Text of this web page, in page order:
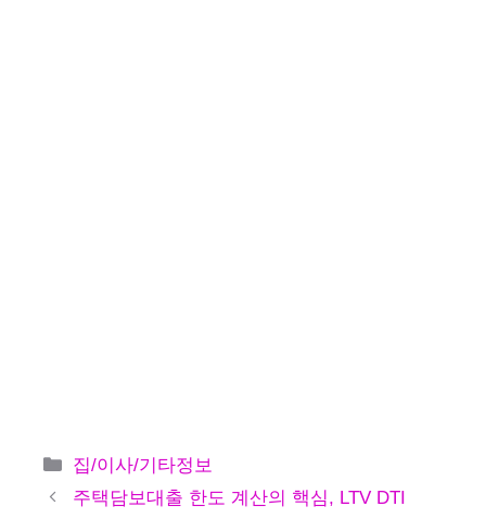
카
테
집/이사/기타정보
주택담보대출 한도 계산의 핵심, LTV DTI